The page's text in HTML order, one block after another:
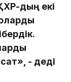
дың екі
- деді